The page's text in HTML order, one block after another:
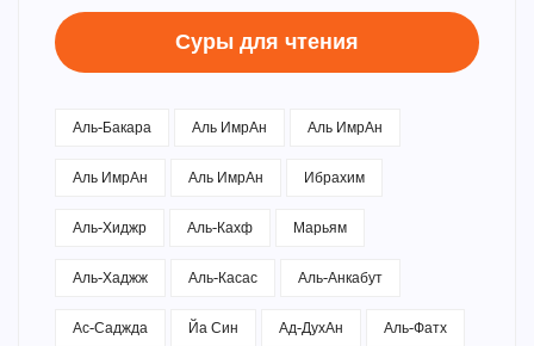
Суры для чтения
Аль-Бакара Аль ИмрАн
Аль ИмрАн
Аль ИмрАн
Аль ИмрАн
Ибрахим
Аль-Хиджр
Аль-Кахф
Марьям
Аль-Хаджж
Аль-Касас
Аль-Анкабут
Ас-Саджда
Йа Син Ад-ДухАн
Аль-Фатх